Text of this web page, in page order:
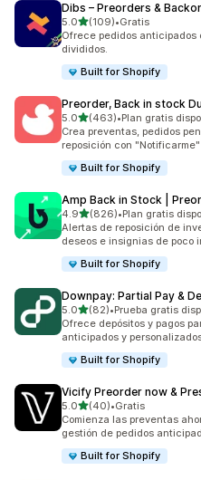
Dibs – Preorders &
5.0de 5 estrellas
(109)
109 reseñas en total
•Gratis
Ofrece pedidos anticipados
divididos.
Built for Shopify
Preorder, Back in stock
5.0de 5 estrellas
(463)
463 reseñas en total
•Plan gratis
Crea preventas, pedidos
reposición con "Notificarme"
Built for Shopify
Amp Back in Stock |
4.9de 5 estrellas
(826)
826 reseñas en total
•Plan gratis
Alertas de reposición de
deseos e insignias de poco
Built for Shopify
Downpay: Partial Pay &
5.0de 5 estrellas
(82)
82 reseñas en total
•Prueba gratis
Ofrece depósitos y pagos
anticipados y
Built for Shopify
Vicify Preorder now &
5.0de 5 estrellas
(40)
40 reseñas en total
•Gratis
Comienza las preventas
gestión de pedidos
Built for Shopify